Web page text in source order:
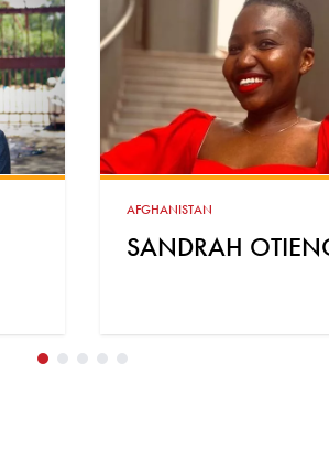
KENYA
John Njenga